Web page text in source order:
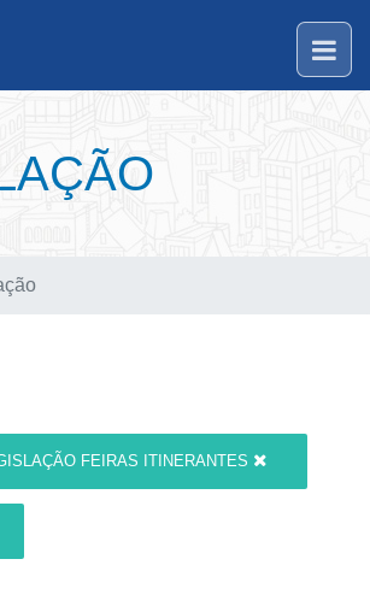
FEIRAS ITINERANTES